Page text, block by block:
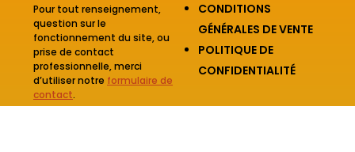
Pour tout renseignement,
question sur le
fonctionnement du site, ou
prise de contact
professionnelle, merci
d’utiliser notre formulaire de
contact.
CONDITIONS
GÉNÉRALES DE VENTE
POLITIQUE DE
CONFIDENTIALITÉ